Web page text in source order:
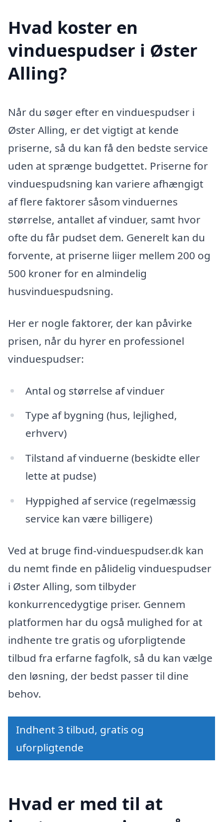
Hvad koster en
vinduespudser i Øster
Alling?
Når du søger efter en vinduespudser i
Øster Alling, er det vigtigt at kende
priserne, så du kan få den bedste service
uden at sprænge budgettet. Priserne for
vinduespudsning kan variere afhængigt
af flere faktorer såsom vinduernes
størrelse, antallet af vinduer, samt hvor
ofte du får pudset dem. Generelt kan du
forvente, at priserne liiger mellem 200 og
500 kroner for en almindelig
husvinduespudsning.
Her er nogle faktorer, der kan påvirke
prisen, når du hyrer en professionel
vinduespudser:
Antal og størrelse af vinduer
Type af bygning (hus, lejlighed,
erhverv)
Tilstand af vinduerne (beskidte eller
lette at pudse)
Hyppighed af service (regelmæssig
service kan være billigere)
Ved at bruge find-vinduespudser.dk kan
du nemt finde en pålidelig vinduespudser
i Øster Alling, som tilbyder
konkurrencedygtige priser. Gennem
platformen har du også mulighed for at
indhente tre gratis og uforpligtende
tilbud fra erfarne fagfolk, så du kan vælge
den løsning, der bedst passer til dine
behov.
Indhent 3 tilbud, gratis og
uforpligtende
Hvad er med til at